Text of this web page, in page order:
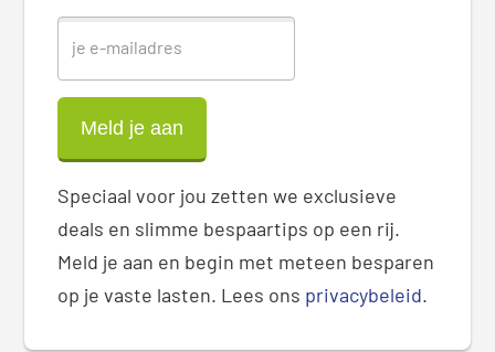
Speciaal voor jou zetten we exclusieve
deals en slimme bespaartips op een rij.
Meld je aan en begin met meteen besparen
op je vaste lasten. Lees ons privacybeleid.